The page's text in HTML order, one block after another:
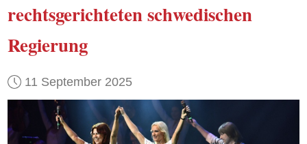
rechtsgerichteten schwedischen
Regierung
11 September 2025